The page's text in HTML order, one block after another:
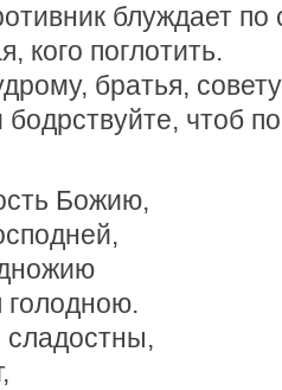
блуждает по
кого поглотить.
братья,
бодрствуйте, чтоб
Божию,
сладостны,